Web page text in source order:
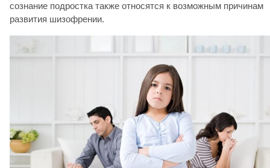
сознание подростка также относятся к возможным причинам
развития шизофрении.